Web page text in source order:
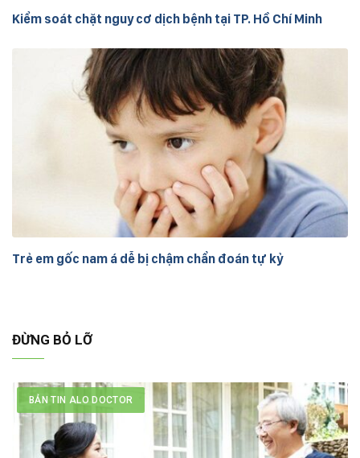
Kiểm soát chặt nguy cơ dịch bệnh tại TP. Hồ Chí Minh
Trẻ em gốc nam á dễ bị chậm chẩn đoán tự kỷ
ĐỪNG BỎ LỠ
BẢN TIN ALO DOCTOR